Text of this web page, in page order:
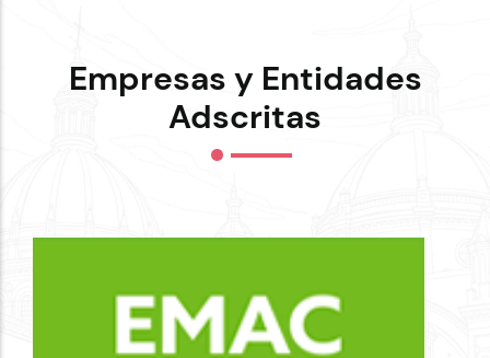
Empresas y Entidades
Adscritas